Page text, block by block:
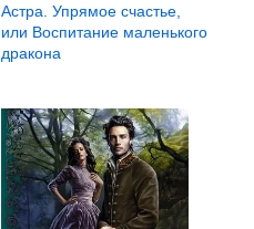
Астра. Упрямое счастье,
или Воспитание маленького
дракона